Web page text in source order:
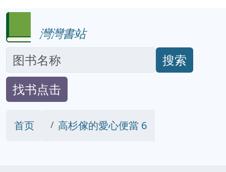
灣灣書站
搜索
找书点击
首页 高杉傢的愛心便當 6